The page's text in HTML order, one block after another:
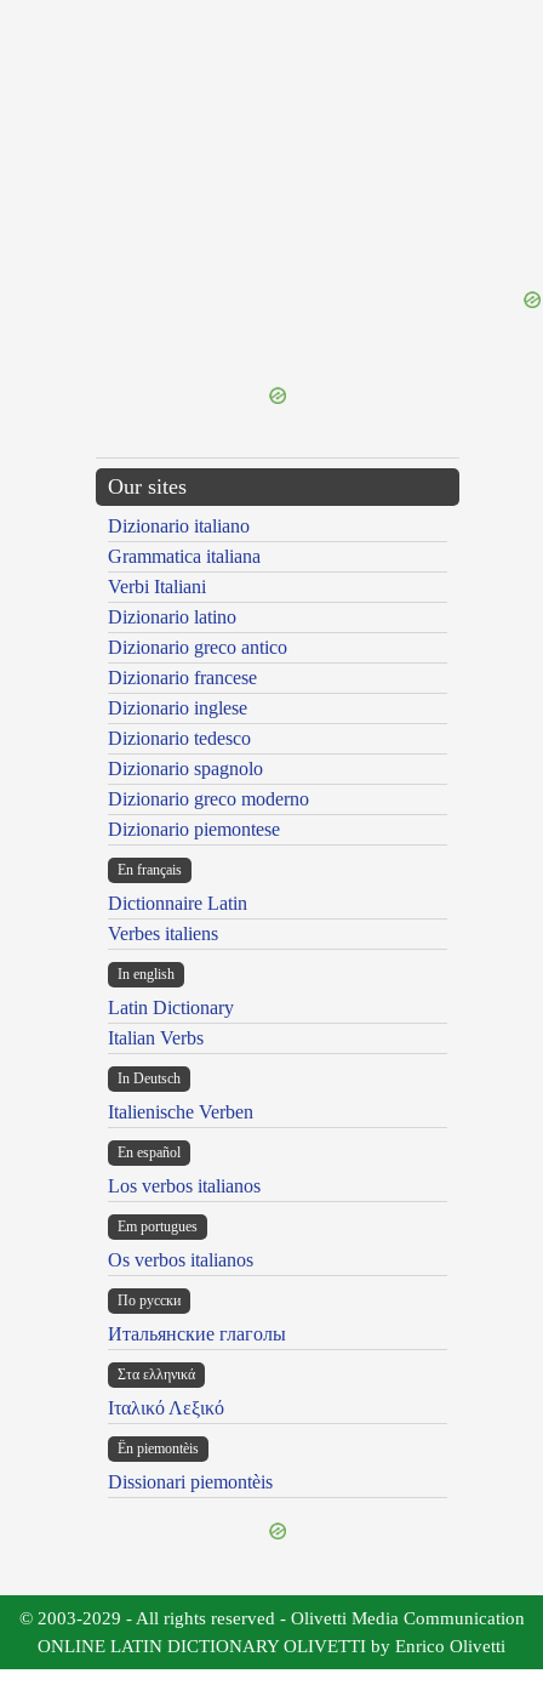
Our sites
Dizionario italiano
Grammatica italiana
Verbi Italiani
Dizionario latino
Dizionario greco antico
Dizionario francese
Dizionario inglese
Dizionario tedesco
Dizionario spagnolo
Dizionario greco moderno
Dizionario piemontese
En français
Dictionnaire Latin
Verbes italiens
In english
Latin Dictionary
Italian Verbs
In Deutsch
Italienische Verben
En español
Los verbos italianos
Em portugues
Os verbos italianos
По русски
Итальянские глаголы
Στα ελληνικά
Ιταλικό Λεξικό
Ën piemontèis
Dissionari piemontèis
© 2003-2029 - All rights reserved - Olivetti Media Communication
ONLINE LATIN DICTIONARY OLIVETTI by Enrico Olivetti